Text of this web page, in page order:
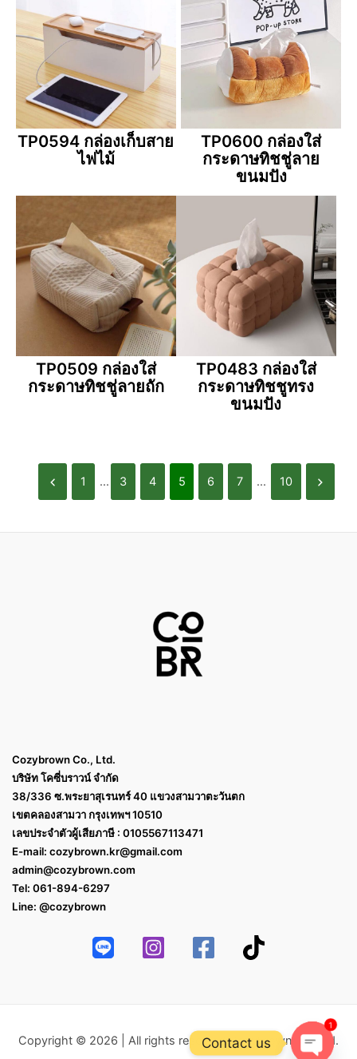
TP0594 กล่องเก็บสาย
ไฟไม้
TP0600 กล่องใส่
กระดาษทิชชู่ลาย
ขนมปัง
TP0509 กล่องใส่
กระดาษทิชชู่ลายถัก
TP0483 กล่องใส่
กระดาษทิชชูทรง
ขนมปัง
1 ... 3 4 5 6 7 ... 10
Cozybrown Co., Ltd.
บริษัท โคซี่บราวน์ จำกัด
38/336 ซ.พระยาสุเรนทร์ 40 แขวงสามวาตะวันตก
เขตคลองสามวา กรุงเทพฯ 10510
เลขประจำตัวผู้เสียภาษี : 0105567113471
E-mail: cozybrown.kr@gmail.com
admin@cozybrown.com
Tel: 061-894-6297
Line: @cozybrown
Copyright © 2026 | All rights reserved Cozybrown Co.,Ltd.
Contact us
1